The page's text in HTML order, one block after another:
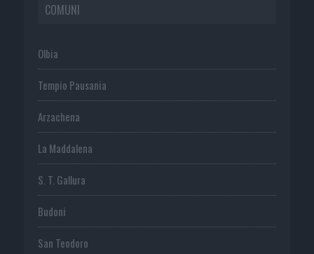
COMUNI
Olbia
Tempio Pausania
Arzachena
La Maddalena
S. T. Gallura
Budoni
San Teodoro